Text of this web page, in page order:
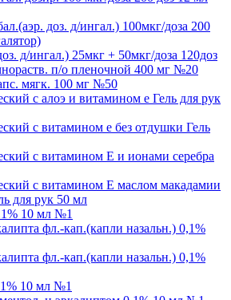
доз. д/ингал.) 100мкг/доза 200
д/ингал.) 25мкг + 50мкг/доза 120доз
п/о пленочной 400 мг №20
мягк. 100 мг №50
с алоэ и витамином е Гель для рук
с витамином е без отдушки Гель
с витамином Е и ионами серебра
с витамином Е маслом макадамии
для рук 50 мл
10 мл №1
фл.-кап.(капли назальн.) 0,1%
фл.-кап.(капли назальн.) 0,1%
10 мл №1